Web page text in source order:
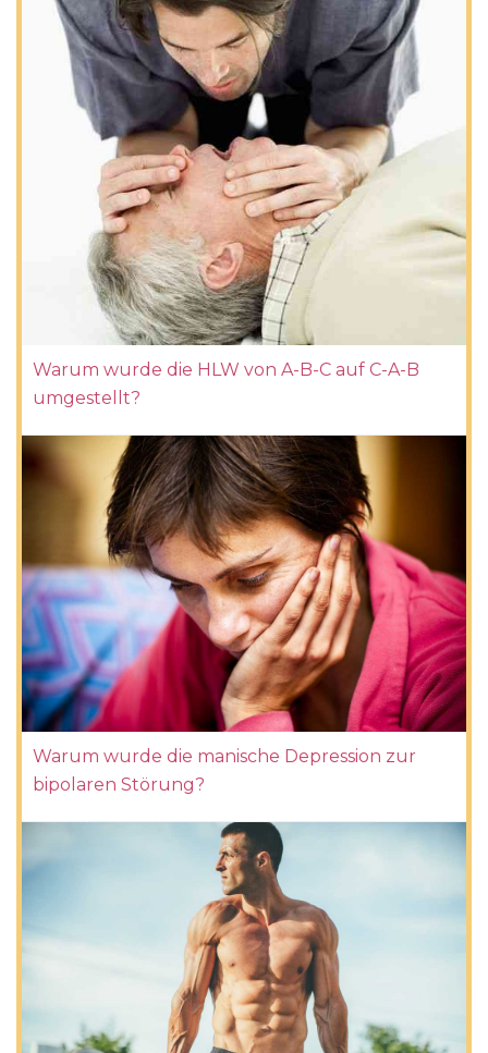
Warum wurde die HLW von A-B-C auf C-A-B
umgestellt?
Warum wurde die manische Depression zur
bipolaren Störung?